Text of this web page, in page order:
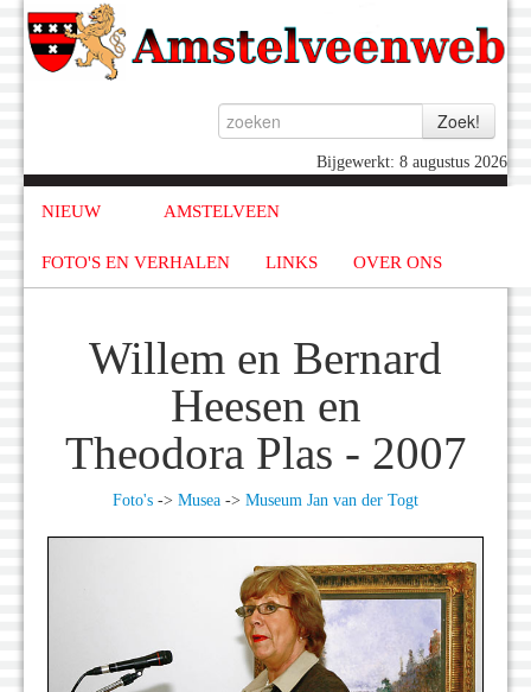
Bijgewerkt: 8 augustus 2026
NIEUW AMSTELVEEN
FOTO'S EN VERHALEN LINKS OVER ONS
Willem en Bernard
Heesen en
Theodora Plas - 2007
Foto's -> Musea -> Museum Jan van der Togt